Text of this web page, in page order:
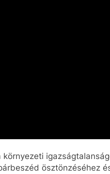
ösztönzéséhez